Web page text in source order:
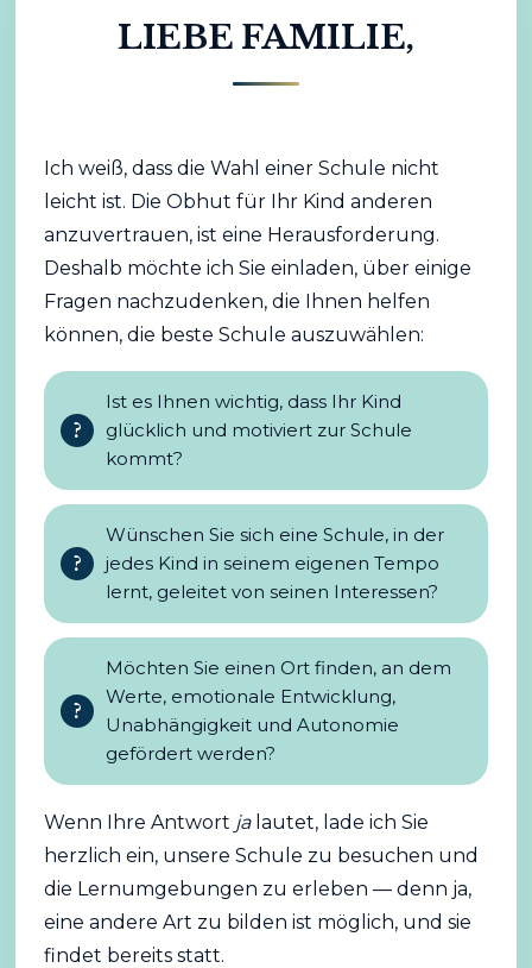
LIEBE FAMILIE,
Ich weiß, dass die Wahl einer Schule nicht
leicht ist. Die Obhut für Ihr Kind anderen
anzuvertrauen, ist eine Herausforderung.
Deshalb möchte ich Sie einladen, über einige
Fragen nachzudenken, die Ihnen helfen
können, die beste Schule auszuwählen:
Ist es Ihnen wichtig, dass Ihr Kind
glücklich und motiviert zur Schule
kommt?
Wünschen Sie sich eine Schule, in der
jedes Kind in seinem eigenen Tempo
lernt, geleitet von seinen Interessen?
Möchten Sie einen Ort finden, an dem
Werte, emotionale Entwicklung,
Unabhängigkeit und Autonomie
gefördert werden?
Wenn Ihre Antwort jalautet, lade ich Sie
herzlich ein, unsere Schule zu besuchen und
die Lernumgebungen zu erleben — denn ja,
eine andere Art zu bilden ist möglich, und sie
findet bereits statt.